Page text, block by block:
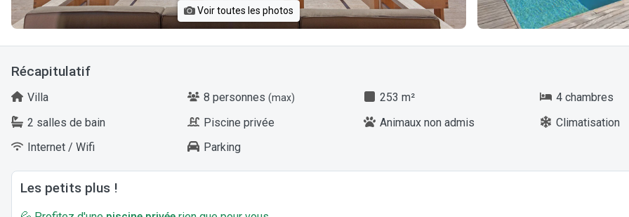
Voir toutes les photos
Récapitulatif
Villa 8 personnes (max) 253 m²
4 chambres
2 salles de bain
Piscine privée Animaux non admis
Climatisation
Internet / Wifi
Parking
Les petits plus !